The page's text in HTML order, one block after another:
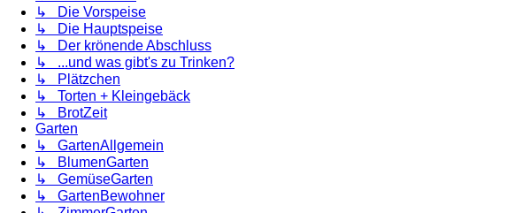
↳ Die Vorspeise
↳ Die Hauptspeise
↳ Der krönende Abschluss
↳ ...und was gibt's zu Trinken?
↳ Plätzchen
↳ Torten + Kleingebäck
↳ BrotZeit
Garten
↳ GartenAllgemein
↳ BlumenGarten
↳ GemüseGarten
↳ GartenBewohner